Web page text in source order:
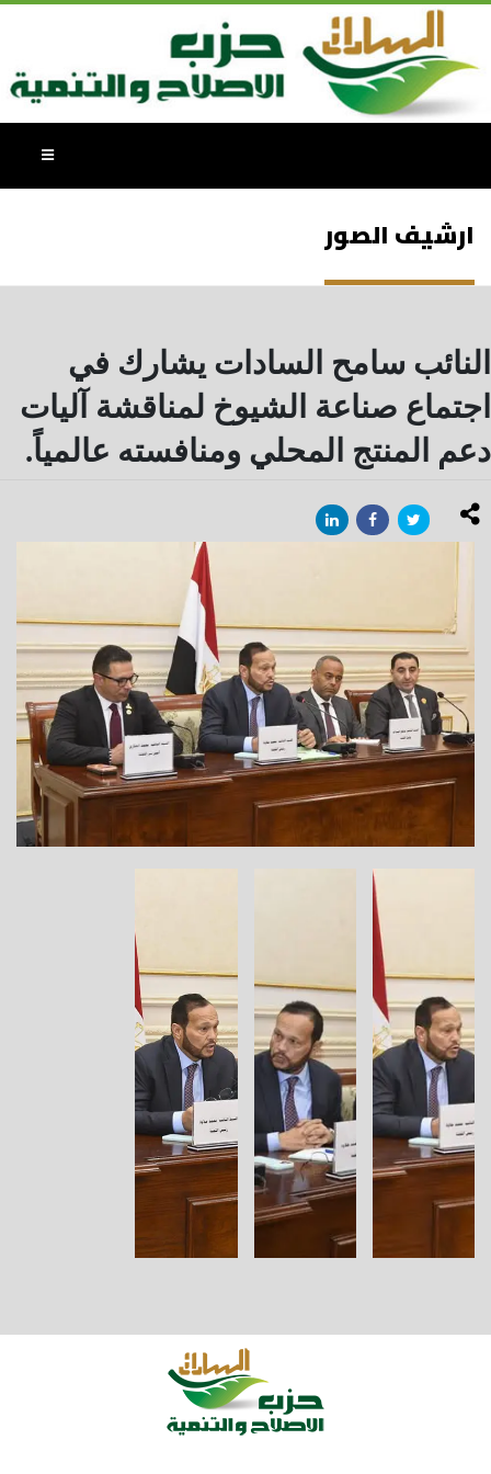
ارشيف الصور
النائب سامح السادات يشارك في
اجتماع صناعة الشيوخ لمناقشة آليات
دعم المنتج المحلي ومنافسته عالمياً.